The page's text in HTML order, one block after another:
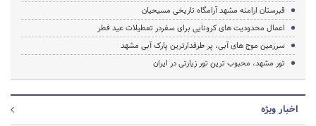
قبرستان ارامنه مشهد آرامگاه تاریخی مسیحیان
اعمال محدودیت های کرونایی برای سفردر تعطیلات عید فطر
سرزمین موج های آبی، پر طرفدارترین پارک آبی مشهد
تور مشهد، محبوب ترین تور زیارتی در ایران
اخبار ویژه